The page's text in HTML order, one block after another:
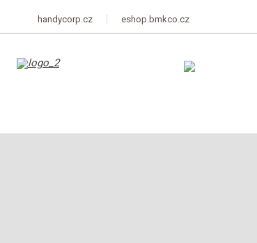
handycorp.cz eshop.bmkco.cz